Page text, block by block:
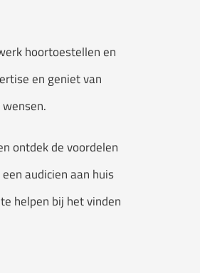
hoortoestellen en
en geniet van
ontdek de voordelen
audicien aan huis
helpen bij het vinden